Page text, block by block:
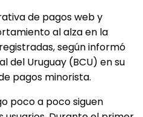
de pagos web y
al alza en la
según informó
del Uruguay (BCU) en su
pagos minorista.
poco a poco siguen